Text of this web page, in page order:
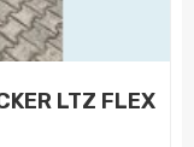
LTZ FLEX